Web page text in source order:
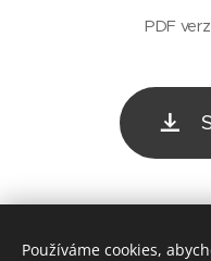
PDF
Používáme cookies,